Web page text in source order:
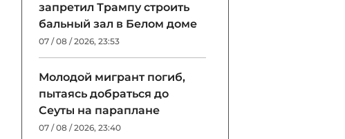
запретил Трампу строить
бальный зал в Белом доме
07 / 08 / 2026, 23:53
Молодой мигрант погиб,
пытаясь добраться до
Сеуты на параплане
07 / 08 / 2026, 23:40